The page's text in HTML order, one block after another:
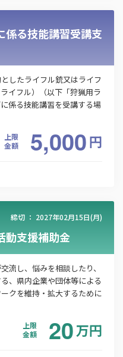
支援補助金
係る技能講習受講支
したライフル銃又はライフ
イフル）（以下「狩猟用ラ
係る技能講習を受講する場
上限
金額
5,000円
締切 ： 2027年02月15日(月)
動支援補助金
流し、悩みを相談したり、
、県内企業や団体等による
クを維持・拡大するために
上限
金額
20万円